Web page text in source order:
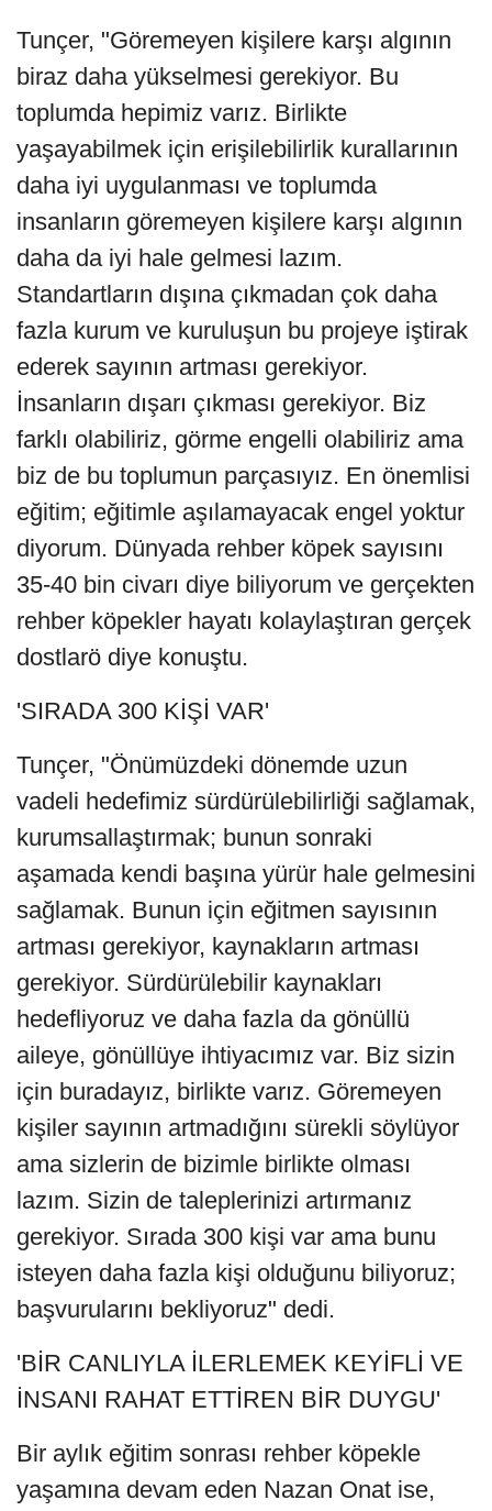
Tunçer, "Göremeyen kişilere karşı algının
biraz daha yükselmesi gerekiyor. Bu
toplumda hepimiz varız. Birlikte
yaşayabilmek için erişilebilirlik kurallarının
daha iyi uygulanması ve toplumda
insanların göremeyen kişilere karşı algının
daha da iyi hale gelmesi lazım.
Standartların dışına çıkmadan çok daha
fazla kurum ve kuruluşun bu projeye iştirak
ederek sayının artması gerekiyor.
İnsanların dışarı çıkması gerekiyor. Biz
farklı olabiliriz, görme engelli olabiliriz ama
biz de bu toplumun parçasıyız. En önemlisi
eğitim; eğitimle aşılamayacak engel yoktur
diyorum. Dünyada rehber köpek sayısını
35-40 bin civarı diye biliyorum ve gerçekten
rehber köpekler hayatı kolaylaştıran gerçek
dostlarö diye konuştu.
'SIRADA 300 KİŞİ VAR'
Tunçer, "Önümüzdeki dönemde uzun
vadeli hedefimiz sürdürülebilirliği sağlamak,
kurumsallaştırmak; bunun sonraki
aşamada kendi başına yürür hale gelmesini
sağlamak. Bunun için eğitmen sayısının
artması gerekiyor, kaynakların artması
gerekiyor. Sürdürülebilir kaynakları
hedefliyoruz ve daha fazla da gönüllü
aileye, gönüllüye ihtiyacımız var. Biz sizin
için buradayız, birlikte varız. Göremeyen
kişiler sayının artmadığını sürekli söylüyor
ama sizlerin de bizimle birlikte olması
lazım. Sizin de taleplerinizi artırmanız
gerekiyor. Sırada 300 kişi var ama bunu
isteyen daha fazla kişi olduğunu biliyoruz;
başvurularını bekliyoruz" dedi.
'BİR CANLIYLA İLERLEMEK KEYİFLİ VE
İNSANI RAHAT ETTİREN BİR DUYGU'
Bir aylık eğitim sonrası rehber köpekle
yaşamına devam eden Nazan Onat ise,